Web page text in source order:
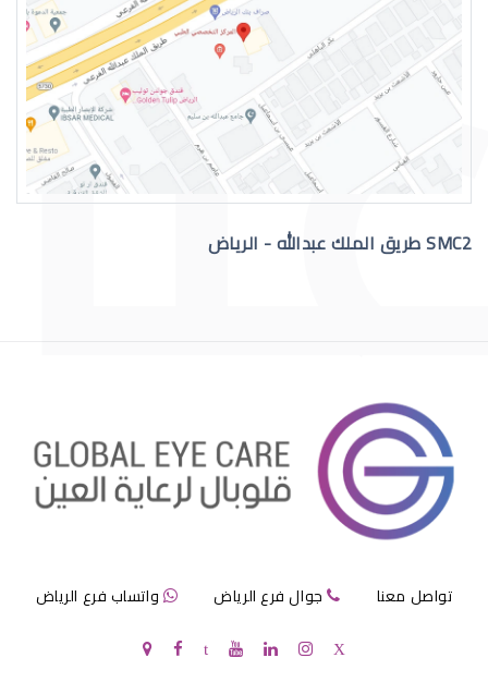
عمليات تجميل العيون الغائرة
عمليات تجميل العيون الجاحظة
SMC2 طريق الملك عبدالله - الرياض
تواصل معنا جوال فرع الرياض واتساب فرع الرياض